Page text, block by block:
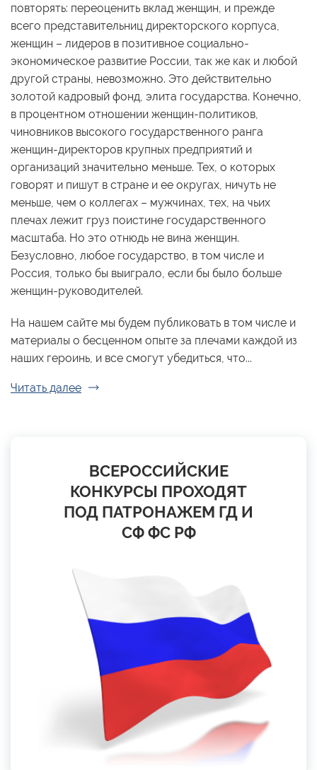
повторять: переоценить вклад женщин, и прежде
всего представительниц директорского корпуса,
женщин – лидеров в позитивное социально-
экономическое развитие России, так же как и любой
другой страны, невозможно. Это действительно
золотой кадровый фонд, элита государства. Конечно,
в процентном отношении женщин-политиков,
чиновников высокого государственного ранга
женщин-директоров крупных предприятий и
организаций значительно меньше. Тех, о которых
говорят и пишут в стране и ее округах, ничуть не
меньше, чем о коллегах – мужчинах, тех, на чьих
плечах лежит груз поистине государственного
масштаба. Но это отнюдь не вина женщин.
Безусловно, любое государство, в том числе и
Россия, только бы выиграло, если бы было больше
женщин-руководителей.
На нашем сайте мы будем публиковать в том числе и
материалы о бесценном опыте за плечами каждой из
наших героинь, и все смогут убедиться, что...
Читать далее
ВСЕРОССИЙСКИЕ
КОНКУРСЫ ПРОХОДЯТ
ПОД ПАТРОНАЖЕМ ГД И
СФ ФС РФ